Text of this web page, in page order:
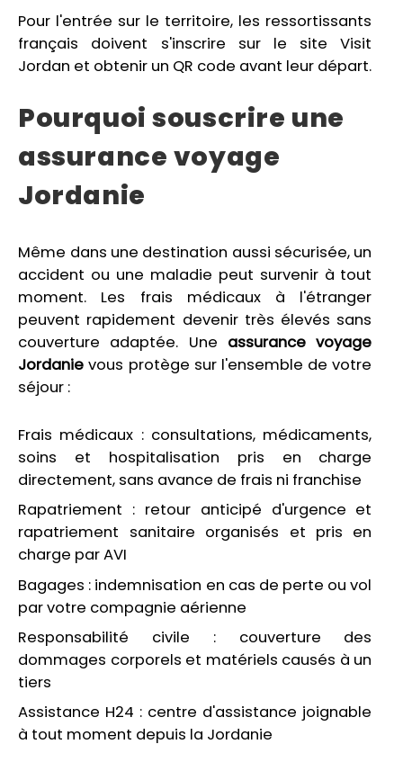
Pour l'entrée sur le territoire, les ressortissants
français doivent s'inscrire sur le site Visit
Jordan et obtenir un QR code avant leur départ.
Pourquoi souscrire une
assurance voyage
Jordanie
Même dans une destination aussi sécurisée, un
accident ou une maladie peut survenir à tout
moment. Les frais médicaux à l'étranger
peuvent rapidement devenir très élevés sans
couverture adaptée. Une assurance voyage
Jordanie vous protège sur l'ensemble de votre
séjour :
Frais médicaux : consultations, médicaments,
soins et hospitalisation pris en charge
directement, sans avance de frais ni franchise
Rapatriement : retour anticipé d'urgence et
rapatriement sanitaire organisés et pris en
charge par AVI
Bagages : indemnisation en cas de perte ou vol
par votre compagnie aérienne
Responsabilité civile : couverture des
dommages corporels et matériels causés à un
tiers
Assistance H24 : centre d'assistance joignable
à tout moment depuis la Jordanie